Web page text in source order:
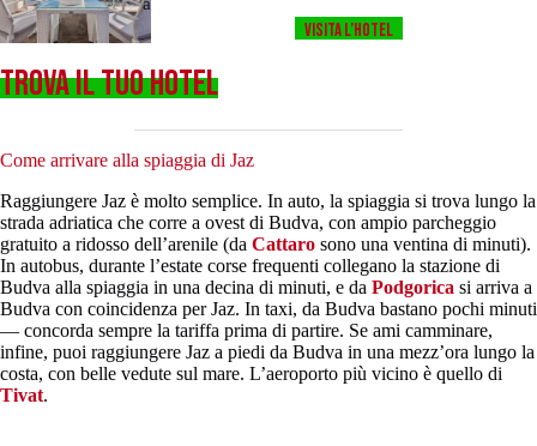
Visita l’HOTEL
TROVA IL TUO HOTEL
Come arrivare alla spiaggia di Jaz
Raggiungere Jaz è molto semplice. In auto, la spiaggia si trova lungo la
strada adriatica che corre a ovest di Budva, con ampio parcheggio
gratuito a ridosso dell’arenile (da Cattaro sono una ventina di minuti).
In autobus, durante l’estate corse frequenti collegano la stazione di
Budva alla spiaggia in una decina di minuti, e da Podgorica si arriva a
Budva con coincidenza per Jaz. In taxi, da Budva bastano pochi minuti
— concorda sempre la tariffa prima di partire. Se ami camminare,
infine, puoi raggiungere Jaz a piedi da Budva in una mezz’ora lungo la
costa, con belle vedute sul mare. L’aeroporto più vicino è quello di
Tivat.